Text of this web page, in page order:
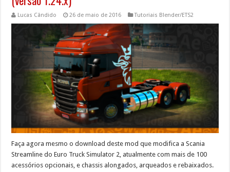
Lucas Cândido 26 de maio de 2016 Tutoriais Blender/ETS2
Faça agora mesmo o download deste mod que modifica a Scania
Streamline do Euro Truck Simulator 2, atualmente com mais de 100
acessórios opcionais, e chassis alongados, arqueados e rebaixados.